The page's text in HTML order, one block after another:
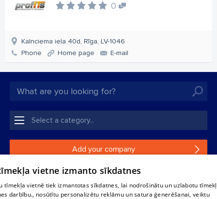
0
Kalnciema iela 40d, Rīga, LV-1046
Phone
Home page E-mail
Add your company
If your company is not in our database, please fill in a
vietne izmanto sīkdatnes
tīmekļa vietnē tiek izmantotas sīkdatnes, lai nodrošinātu un uzlabotu
darbību., nosūtītu personalizētu reklāmu un satura ģenerēšanai, veiktu